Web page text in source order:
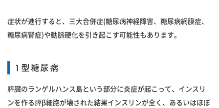
症状が進行すると、三大合併症(糖尿病神経障害、糖尿病網膜症、
糖尿病腎症)や動脈硬化を引き起こす可能性もあります。
1型糖尿病
膵臓のランゲルハンス島という部分に炎症が起こって、インスリ
ンを作る膵β細胞が壊された結果インスリンが全く、あるいはほぼ